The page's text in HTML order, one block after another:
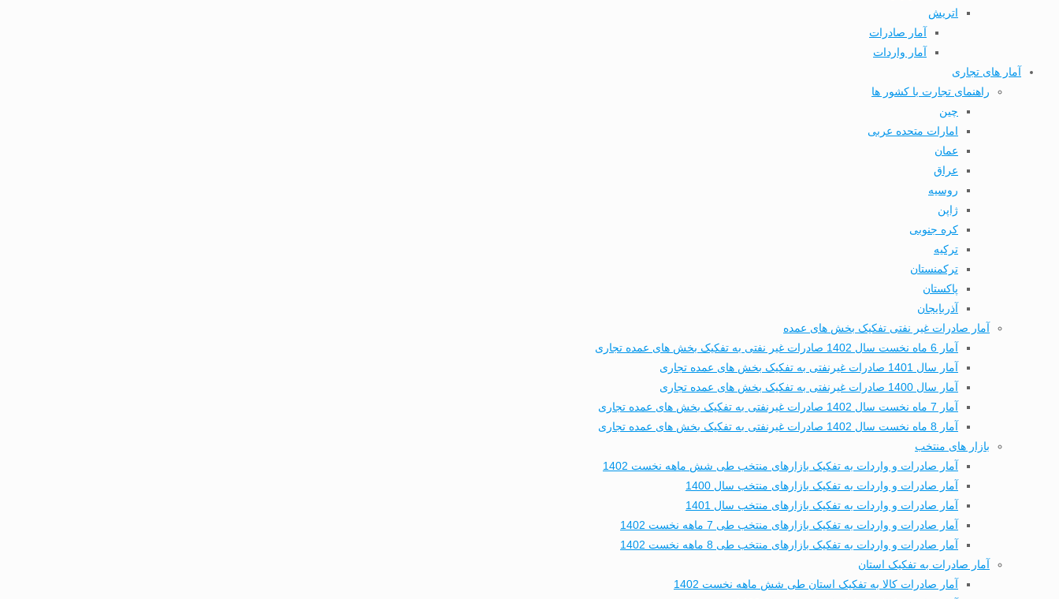
اتریش
آمار صادرات
آمار واردات
آمار های تجاری
راهنمای تجارت با کشور ها
چین
امارات متحده عربی
عمان
عراق
روسیه
ژاپن
کره جنوبی
ترکیه
ترکمنستان
پاکستان
آذربایجان
آمار صادرات غیر نفتی تفکیک بخش های عمده
آمار 6 ماه نخست سال 1402 صادرات غیر نفتی به تفکیک بخش های عمده تجاری
آمار سال 1401 صادرات غیرنفتی به تفکیک بخش های عمده تجاری
آمار سال 1400 صادرات غیرنفتی به تفکیک بخش های عمده تجاری
آمار 7 ماه نخست سال 1402 صادرات غیرنفتی به تفکیک بخش های عمده تجاری
آمار 8 ماه نخست سال 1402 صادرات غیرنفتی به تفکیک بخش های عمده تجاری
بازار های منتخب
آمار صادرات و واردات به تفکیک بازارهای منتخب طی شش ماهه نخست 1402
آمار صادرات و واردات به تفکیک بازارهای منتخب سال 1400
آمار صادرات و واردات به تفکیک بازارهای منتخب سال 1401
آمار صادرات و واردات به تفکیک بازارهای منتخب طی 7 ماهه نخست 1402
آمار صادرات و واردات به تفکیک بازارهای منتخب طی 8 ماهه نخست 1402
آمار صادرات به تفکیک استان
آمار صادرات کالا به تفکیک استان طی شش ماهه نخست 1402